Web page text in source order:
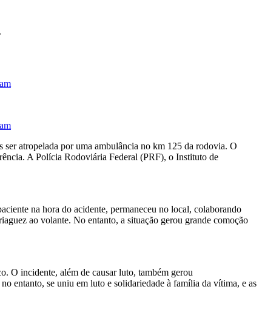
atropelada por uma ambulância no km 125 da rodovia. O
A Polícia Rodoviária Federal (PRF), o Instituto de
na hora do acidente, permaneceu no local, colaborando
ao volante. No entanto, a situação gerou grande comoção
O incidente, além de causar luto, também gerou
entanto, se uniu em luto e solidariedade à família da vítima, e as